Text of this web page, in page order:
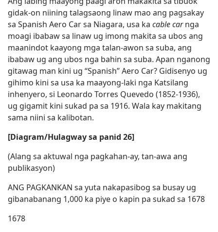
gidak-on niining talagsaong linaw mao ang pagsakay
sa Spanish Aero Car sa Niagara, usa ka cable carnga
moagi ibabaw sa linaw ug imong makita sa ubos ang
maanindot kaayong mga talan-awon sa suba, ang
ibabaw ug ang ubos nga bahin sa suba. Apan nganong
gitawag man kini ug “Spanish” Aero Car? Gidisenyo ug
gihimo kini sa usa ka maayong-laki nga Katsilang
inhenyero, si Leonardo Torres Quevedo (1852-​1936),
ug gigamit kini sukad pa sa 1916. Wala kay makitang
sama niini sa kalibotan.
[Diagram/Hulagway sa panid 26]
(Alang sa aktuwal nga pagkahan-ay, tan-awa ang
publikasyon)
ANG PAGKANKAN sa yuta nakapasibog sa busay ug
gibanabanang 1,000 ka piye o kapin pa sukad sa 1678
1678